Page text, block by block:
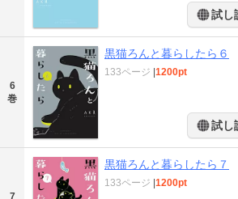
試し
6
巻
黒猫ろんと暮らしたら６
133ページ 1200pt
試し
黒猫ろんと暮らしたら７
133ページ 1200pt